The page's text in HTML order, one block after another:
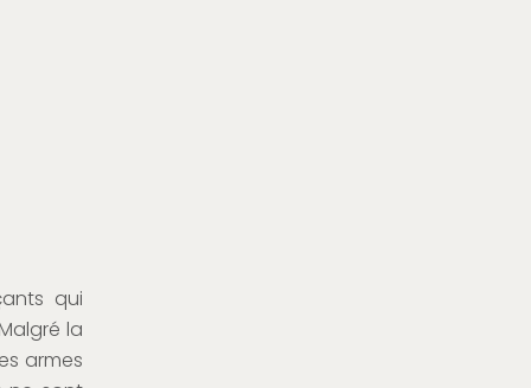
qui
la
armes